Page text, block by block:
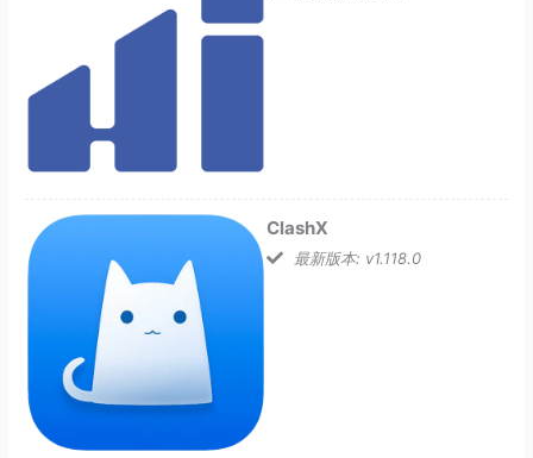
ClashX
最新版本: v1.118.0